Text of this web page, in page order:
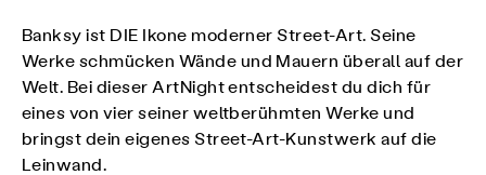
Banksy ist DIE Ikone moderner Street-Art. Seine
Werke schmücken Wände und Mauern überall auf der
Welt. Bei dieser ArtNight entscheidest du dich für
eines von vier seiner weltberühmten Werke und
bringst dein eigenes Street-Art-Kunstwerk auf die
Leinwand.